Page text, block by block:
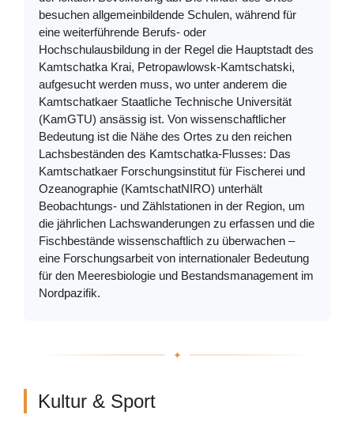
besuchen allgemeinbildende Schulen, während für
eine weiterführende Berufs- oder
Hochschulausbildung in der Regel die Hauptstadt des
Kamtschatka Krai, Petropawlowsk-Kamtschatski,
aufgesucht werden muss, wo unter anderem die
Kamtschatkaer Staatliche Technische Universität
(KamGTU) ansässig ist. Von wissenschaftlicher
Bedeutung ist die Nähe des Ortes zu den reichen
Lachsbeständen des Kamtschatka-Flusses: Das
Kamtschatkaer Forschungsinstitut für Fischerei und
Ozeanographie (KamtschatNIRO) unterhält
Beobachtungs- und Zählstationen in der Region, um
die jährlichen Lachswanderungen zu erfassen und die
Fischbestände wissenschaftlich zu überwachen –
eine Forschungsarbeit von internationaler Bedeutung
für den Meeresbiologie und Bestandsmanagement im
Nordpazifik.
Kultur & Sport